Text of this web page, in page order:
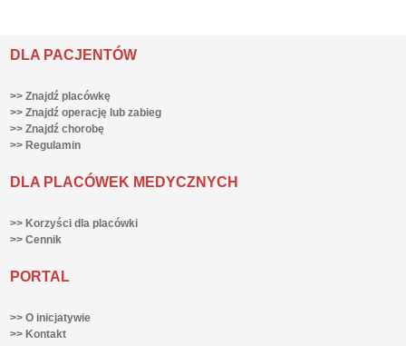
DLA PACJENTÓW
>> Znajdź placówkę
>> Znajdź operację lub zabieg
>> Znajdź chorobę
>> Regulamin
DLA PLACÓWEK MEDYCZNYCH
>> Korzyści dla placówki
>> Cennik
PORTAL
>> O inicjatywie
>> Kontakt